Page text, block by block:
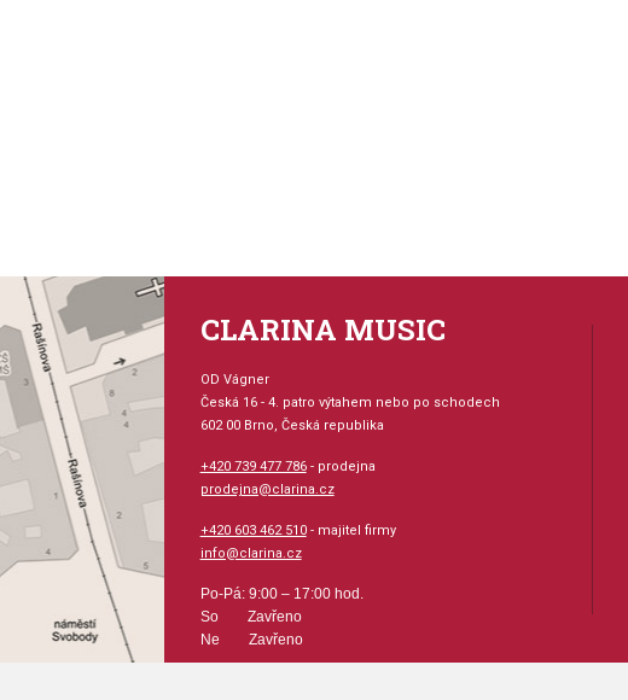
CLARINA MUSIC
OD Vágner
Česká 16 - 4. patro výtahem nebo po schodech
602 00 Brno, Česká republika
+420 739 477 786- prodejna
prodejna@clarina.cz
+420 603 462 510- majitel firmy
info@clarina.cz
Po-Pá: 9:00 – 17:00 hod.
So Zavřeno
Ne Zavřeno